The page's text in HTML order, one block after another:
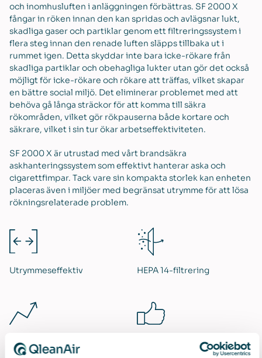
och inomhusluften i anläggningen förbättras. SF 2000 X
fångar in röken innan den kan spridas och avlägsnar lukt,
skadliga gaser och partiklar genom ett filtreringssystem i
flera steg innan den renade luften släpps tillbaka ut i
rummet igen. Detta skyddar inte bara icke-rökare från
skadliga partiklar och obehagliga lukter utan gör det också
möjligt för icke-rökare och rökare att träffas, vilket skapar
en bättre social miljö. Det eliminerar problemet med att
behöva gå långa sträckor för att komma till säkra
rökområden, vilket gör rökpauserna både kortare och
säkrare, vilket i sin tur ökar arbetseffektiviteten.
SF 2000 X är utrustad med vårt brandsäkra
askhanteringssystem som effektivt hanterar aska och
cigarettfimpar. Tack vare sin kompakta storlek kan enheten
placeras även i miljöer med begränsat utrymme för att lösa
rökningsrelaterade problem.
Utrymmeseffektiv HEPA 14-filtrering
Ökad arbetseffektivitet
Problemfri installation och